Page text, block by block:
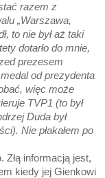
razem z
„Warszawa,
to nie był aż taki
dotarło do mnie,
prezesem
od prezydenta
więc może
TVP1 (to był
Duda był
Nie płakałem po
Złą informacją jest,
kiedy jej Gienkowi